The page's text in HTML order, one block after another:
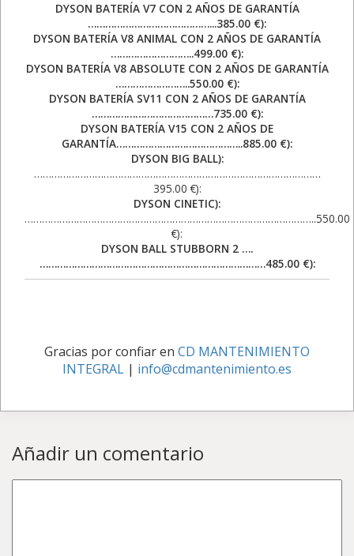
DYSON BATERÍA V7 CON 2 AÑOS DE GARANTÍA
……………………………………...385.00 €):
DYSON BATERÍA V8 ANIMAL CON 2 AÑOS DE GARANTÍA
………………………..499.00 €):
DYSON BATERÍA V8 ABSOLUTE CON 2 AÑOS DE GARANTÍA
……………………..550.00 €):
DYSON BATERÍA SV11 CON 2 AÑOS DE GARANTÍA
……………………………………735.00 €):
DYSON BATERÍA V15 CON 2 AÑOS DE
GARANTÍA……………………………………..885.00 €):
DYSON BIG BALL):
………………………………………………………………………………………
395.00 €):
DYSON CINETIC):
………………………………………………………………………………………..550.00
€):
DYSON BALL STUBBORN 2 ….
……………………………………………………………………485.00 €):
Gracias por confiar en CD MANTENIMIENTO
INTEGRAL | info@cdmantenimiento.es
Añadir un comentario